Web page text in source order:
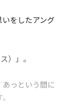
をしたアング
）」。
っという間に